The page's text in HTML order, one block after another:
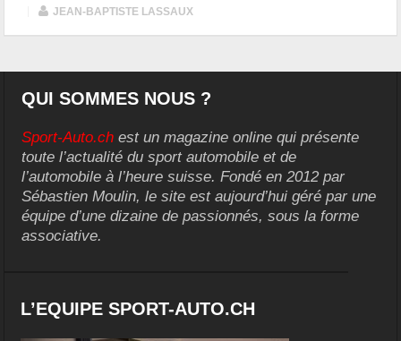
JEAN-BAPTISTE LASSAUX
QUI SOMMES NOUS ?
Sport-Auto.ch est un magazine online qui présente
toute l’actualité du sport automobile et de
l’automobile à l’heure suisse. Fondé en 2012 par
Sébastien Moulin, le site est aujourd’hui géré par une
équipe d’une dizaine de passionnés, sous la forme
associative.
L’EQUIPE SPORT-AUTO.CH